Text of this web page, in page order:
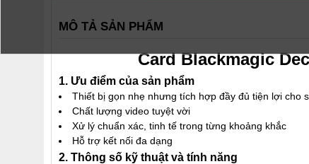
MÔ TẢ SẢN PHẨM
Card Blackmagic
1. Ưu điểm của sản phẩm
Thiết bị gọn nhẹ nhưng tích hợp đầy đủ tiện lợi cho
Chất lượng video tuyệt vời
Xử lý chuẩn xác, tinh tế trong từng khoảng khắc
Hỗ trợ kết nối đa dạng
2. Thông số kỹ thuật và tính năng